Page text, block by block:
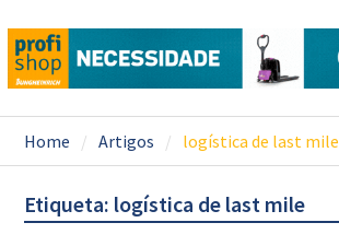
Home Artigos logística de last mile
Etiqueta: logística de last mile